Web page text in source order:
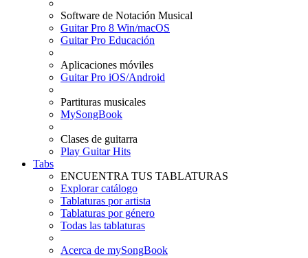
Software de Notación Musical
Guitar Pro 8 Win/macOS
Guitar Pro Educación
Aplicaciones móviles
Guitar Pro iOS/Android
Partituras musicales
MySongBook
Clases de guitarra
Play Guitar Hits
Tabs
ENCUENTRA TUS TABLATURAS
Explorar catálogo
Tablaturas por artista
Tablaturas por género
Todas las tablaturas
Acerca de mySongBook